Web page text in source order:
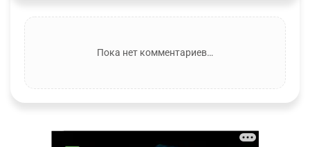
Пока нет комментариев…